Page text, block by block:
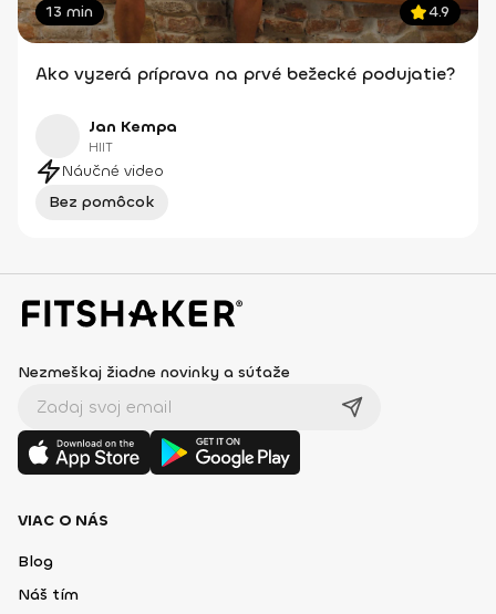
13 min 4.9
Ako vyzerá príprava na prvé bežecké podujatie?
Jan Kempa
HIIT
Náučné video
Bez pomôcok
Nezmeškaj žiadne novinky a súťaže
VIAC O NÁS
Blog
Náš tím